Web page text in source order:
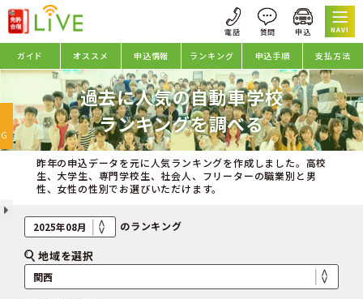
NAVI
ガイド オススメ 申込情報 ランキング 申込手順 支払方法
過去に人気の自動車学校
ランキングを調べる
昨年の申込データを元に人気ランキングを作成しました。高校
生、大学生、専門学校生、社会人、フリーターの職業別と男
性、女性の性別でお選びいただけます。
のランキング
地域を選択